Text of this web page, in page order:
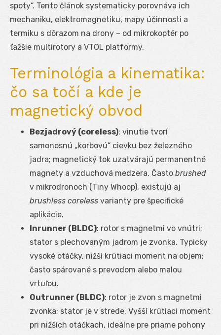
spoty“. Tento článok systematicky porovnáva ich
mechaniku, elektromagnetiku, mapy účinnosti a
termiku s dôrazom na drony – od mikrokoptér po
ťažšie multirotory a VTOL platformy.
Terminológia a kinematika:
čo sa točí a kde je
magnetický obvod
Bezjadrový (coreless): vinutie tvorí
samonosnú „korbovú“ cievku bez železného
jadra; magnetický tok uzatvárajú permanentné
magnety a vzduchová medzera. Často brushed
v mikrodronoch (Tiny Whoop), existujú aj
brushless coreless varianty pre špecifické
aplikácie.
Inrunner (BLDC): rotor s magnetmi vo vnútri;
stator s plechovaným jadrom je zvonka. Typicky
vysoké otáčky, nižší krútiaci moment na objem;
často spárované s prevodom alebo malou
vrtuľou.
Outrunner (BLDC): rotor je zvon s magnetmi
zvonka; stator je v strede. Vyšší krútiaci moment
pri nižších otáčkach, ideálne pre priame pohony